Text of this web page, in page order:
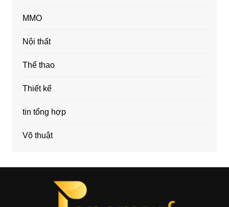
MMO
Nội thất
Thể thao
Thiết kế
tin tổng hợp
Võ thuật